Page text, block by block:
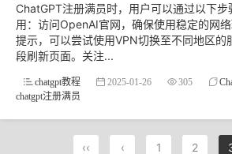
ChatGPT注册满员时，用户可以通过以下
用：访问OpenAI官网，确保使用稳定的网
提示，可以尝试使用VPN切换至不同地区的
段刷新页面。关注...
chatgpt教程 2025-01-26 305
chatgpt注册满员
‹‹ ‹ 1 2